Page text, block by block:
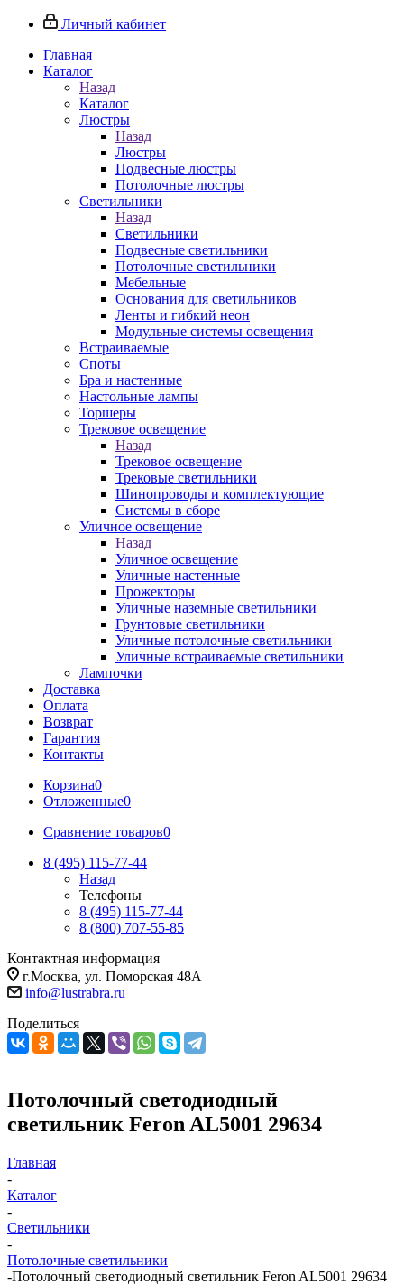
Личный кабинет
Главная
Каталог
Назад
Каталог
Люстры
Назад
Люстры
Подвесные люстры
Потолочные люстры
Светильники
Назад
Светильники
Подвесные светильники
Потолочные светильники
Мебельные
Основания для светильников
Ленты и гибкий неон
Модульные системы освещения
Встраиваемые
Споты
Бра и настенные
Настольные лампы
Торшеры
Трековое освещение
Назад
Трековое освещение
Трековые светильники
Шинопроводы и комплектующие
Системы в сборе
Уличное освещение
Назад
Уличное освещение
Уличные настенные
Прожекторы
Уличные наземные светильники
Грунтовые светильники
Уличные потолочные светильники
Уличные встраиваемые светильники
Лампочки
Доставка
Оплата
Возврат
Гарантия
Контакты
Корзина0
Отложенные0
Сравнение товаров0
8 (495) 115-77-44
Назад
Телефоны
8 (495) 115-77-44
8 (800) 707-55-85
Контактная информация
г.Москва, ул. Поморская 48А
info@lustrabra.ru
Поделиться
Потолочный светодиодный
светильник Feron AL5001 29634
Главная
-
Каталог
-
Светильники
-
Потолочные светильники
-Потолочный светодиодный светильник Feron AL5001 29634